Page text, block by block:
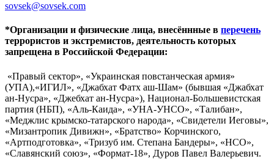
sovsek@sovsek.com
*Организации и физические лица, внесённные в перечень
террористов и экстремистов, деятельность которых
запрещена в Российской Федерации:
«Правый сектор», «Украинская повстанческая армия»
(УПА),«ИГИЛ», «Джабхат Фатх аш-Шам» (бывшая «Джабхат
ан-Нусра», «Джебхат ан-Нусра»), Национал-Большевистская
партия (НБП), «Аль-Каида», «УНА-УНСО», «Талибан»,
«Меджлис крымско-татарского народа», «Свидетели Иеговы»,
«Мизантропик Дивижн», «Братство» Корчинского,
«Артподготовка», «Тризуб им. Степана Бандеры», «НСО»,
«Славянский союз», «Формат-18», Дуров Павел Валерьевич.